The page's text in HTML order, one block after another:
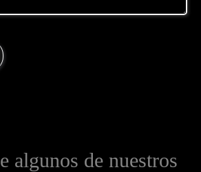
algunos de nuestros